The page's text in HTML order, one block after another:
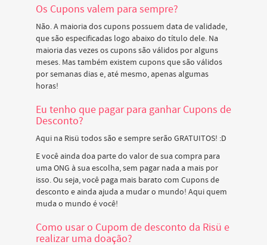
Os Cupons valem para sempre?
Não. A maioria dos cupons possuem data de validade,
que são especificadas logo abaixo do título dele. Na
maioria das vezes os cupons são válidos por alguns
meses. Mas também existem cupons que são válidos
por semanas dias e, até mesmo, apenas algumas
horas!
Eu tenho que pagar para ganhar Cupons de
Desconto?
Aqui na Risü todos são e sempre serão GRATUITOS! :D
E você ainda doa parte do valor de sua compra para
uma ONG à sua escolha, sem pagar nada a mais por
isso. Ou seja, você paga mais barato com Cupons de
desconto e ainda ajuda a mudar o mundo! Aqui quem
muda o mundo é você!
Como usar o Cupom de desconto da Risü e
realizar uma doação?